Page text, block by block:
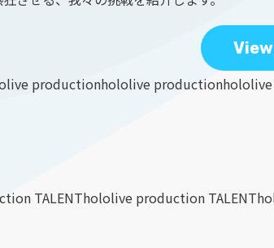
productionhololive production
TALENThololive production TALENT